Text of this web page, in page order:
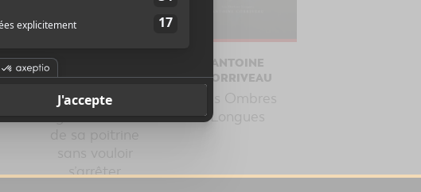
CORRIVEAU
Cette chose qui
de sa poitrine
sans vouloir
s’arrêter
ANTOINE
CORRIVEAU
Les Ombres
Longues